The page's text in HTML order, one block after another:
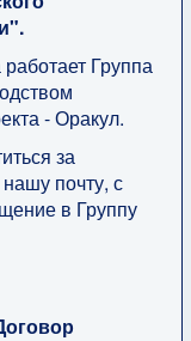
Группа
- Оракул.
за
почту, с
в Группу